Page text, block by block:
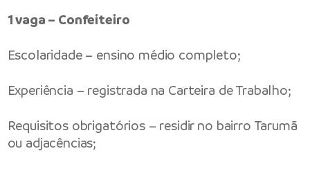
1 vaga – Confeiteiro
Escolaridade – ensino médio completo;
Experiência – registrada na Carteira de Trabalho;
Requisitos obrigatórios – residir no bairro Tarumã
ou adjacências;